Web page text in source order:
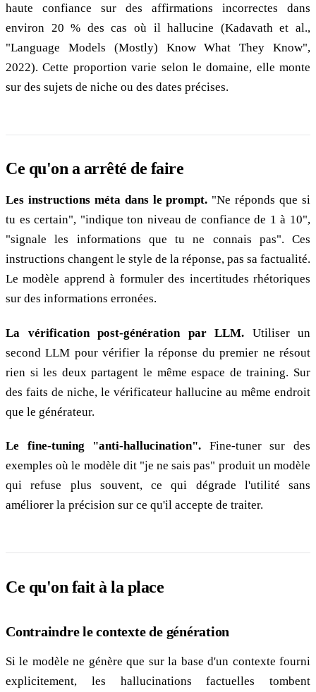
haute confiance sur des affirmations incorrectes dans
environ 20 % des cas où il hallucine (Kadavath et al.,
"Language Models (Mostly) Know What They Know",
2022). Cette proportion varie selon le domaine, elle monte
sur des sujets de niche ou des dates précises.
Ce qu'on a arrêté de faire
Les instructions méta dans le prompt. "Ne réponds que si
tu es certain", "indique ton niveau de confiance de 1 à 10",
"signale les informations que tu ne connais pas". Ces
instructions changent le style de la réponse, pas sa factualité.
Le modèle apprend à formuler des incertitudes rhétoriques
sur des informations erronées.
La vérification post-génération par LLM. Utiliser un
second LLM pour vérifier la réponse du premier ne résout
rien si les deux partagent le même espace de training. Sur
des faits de niche, le vérificateur hallucine au même endroit
que le générateur.
Le fine-tuning "anti-hallucination". Fine-tuner sur des
exemples où le modèle dit "je ne sais pas" produit un modèle
qui refuse plus souvent, ce qui dégrade l'utilité sans
améliorer la précision sur ce qu'il accepte de traiter.
Ce qu'on fait à la place
Contraindre le contexte de génération
Si le modèle ne génère que sur la base d'un contexte fourni
explicitement, les hallucinations factuelles tombent